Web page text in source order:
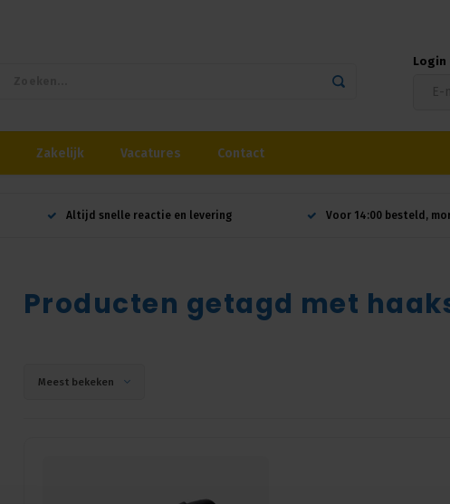
Login
Zakelijk Vacatures Contact
Altijd snelle reactie en levering Voor 14:00 besteld,
Producten getagd met
Meest bekeken